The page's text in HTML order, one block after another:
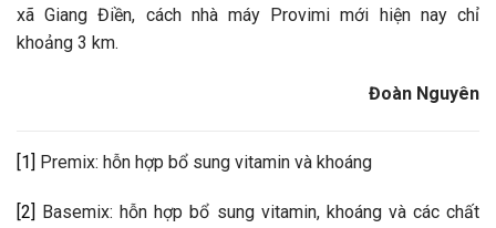
xã Giang Điền, cách nhà máy Provimi mới hiện nay chỉ
khoảng 3 km.
Đoàn Nguyên
[1] Premix: hỗn hợp bổ sung vitamin và khoáng
[2]
Basemix: hỗn hợp bổ sung vitamin, khoáng và các chất